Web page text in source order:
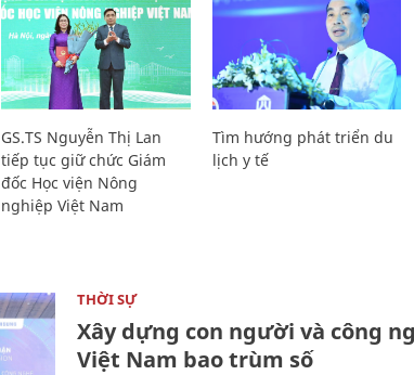
GS.TS Nguyễn Thị Lan
tiếp tục giữ chức Giám
đốc Học viện Nông
nghiệp Việt Nam
Tìm hướng phát triển du
lịch y tế
THỜI SỰ
Xây dựng con người và công
Việt Nam bao trùm số